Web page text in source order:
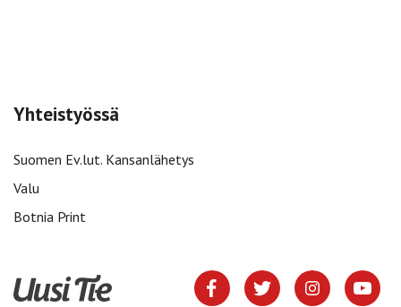
Yhteistyössä
Suomen Ev.lut. Kansanlähetys
Valu
Botnia Print